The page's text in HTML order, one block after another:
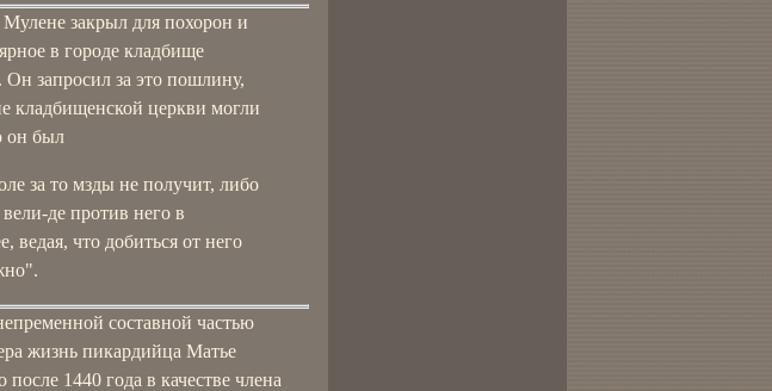
закрыл для похорон и
в городе кладбище
запросил за это пошлину,
кладбищенской церкви могли
он был
за то мзды не получит, либо
де против него в
ведая, что добиться от него
составной частью
жизнь пикардийца Матье
1440 года в качестве члена